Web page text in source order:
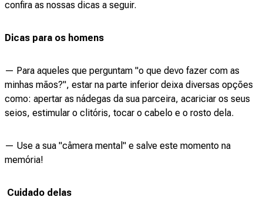
confira as nossas dicas a seguir.
Dicas para os homens
— Para aqueles que perguntam "o que devo fazer com as
minhas mãos?", estar na parte inferior deixa diversas opções
como: apertar as nádegas da sua parceira, acariciar os seus
seios, estimular o clitóris, tocar o cabelo e o rosto dela.
— Use a sua "câmera mental" e salve este momento na
memória!
Cuidado delas